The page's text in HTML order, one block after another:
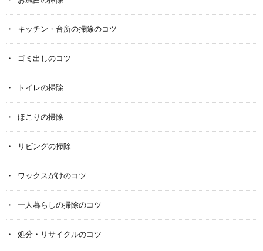
キッチン・台所の掃除のコツ
ゴミ出しのコツ
トイレの掃除
ほこりの掃除
リビングの掃除
ワックスがけのコツ
一人暮らしの掃除のコツ
処分・リサイクルのコツ